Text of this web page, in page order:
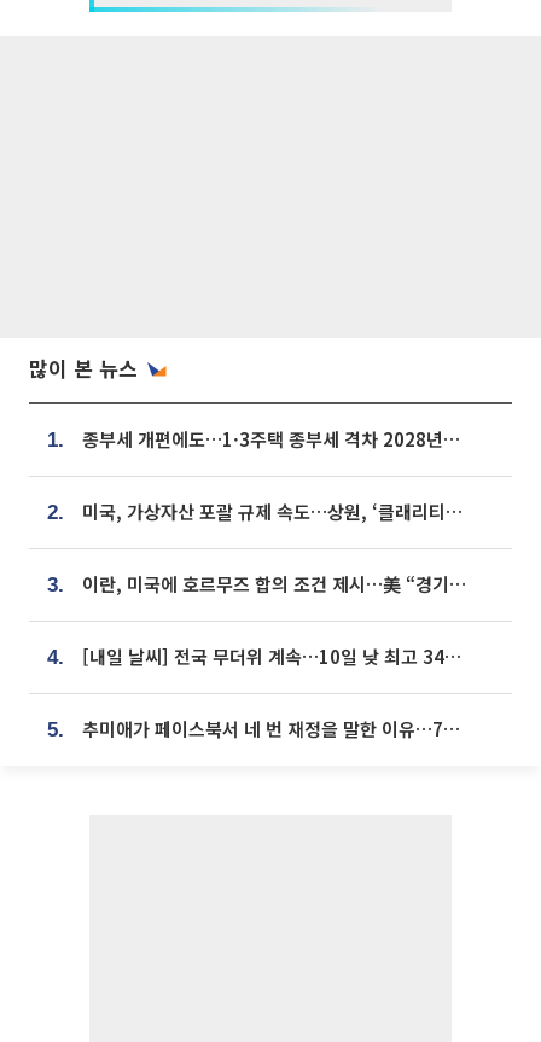
많이 본 뉴스
1. 종부세 개편에도…1·3주택 종부세 격차 2028년부터 확대
2. 미국, 가상자산 포괄 규제 속도…상원, ‘클래리티법’ 9월 절차투표 추진
3. 이란, 미국에 호르무즈 합의 조건 제시…美 “경기 아직 안 끝나” [종합]
4. [내일 날씨] 전국 무더위 계속…10일 낮 최고 34도 육박
5. 추미애가 페이스북서 네 번 재정을 말한 이유…7700억 추경 열쇠는 도의회에